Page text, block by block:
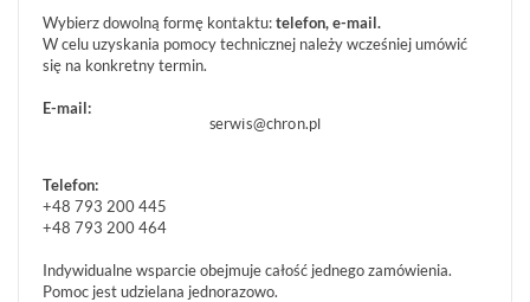
Wybierz dowolną formę kontaktu:telefon, e-mail.
W celu uzyskania pomocy technicznej należy wcześniej umówić
się na konkretny termin.
E-mail:
Telefon:
+48 793 200 445
+48 793 200 464
Indywidualne wsparcie obejmuje całość jednego zamówienia.
Pomoc jest udzielana jednorazowo.